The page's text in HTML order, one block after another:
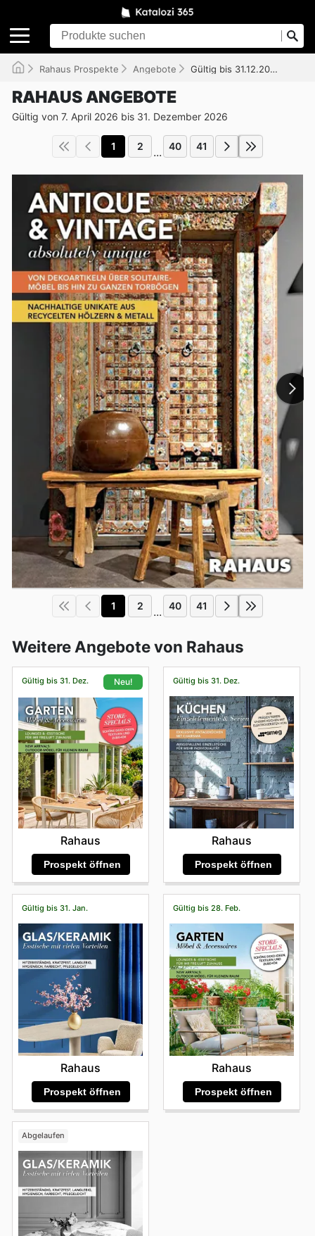
Rahaus Prospekte Angebote Gültig bis 31.12.2026
RAHAUS ANGEBOTE
Gültig von 7. April 2026 bis 31. Dezember 2026
1 2 ... 40 41
1 2 ... 40 41
Weitere Angebote von Rahaus
Gültig bis 31. Dez. Neu!
Rahaus
Prospekt öffnen
Gültig bis 31. Dez.
Rahaus
Prospekt öffnen
Gültig bis 31. Jan.
Rahaus
Prospekt öffnen
Gültig bis 28. Feb.
Rahaus
Prospekt öffnen
Abgelaufen